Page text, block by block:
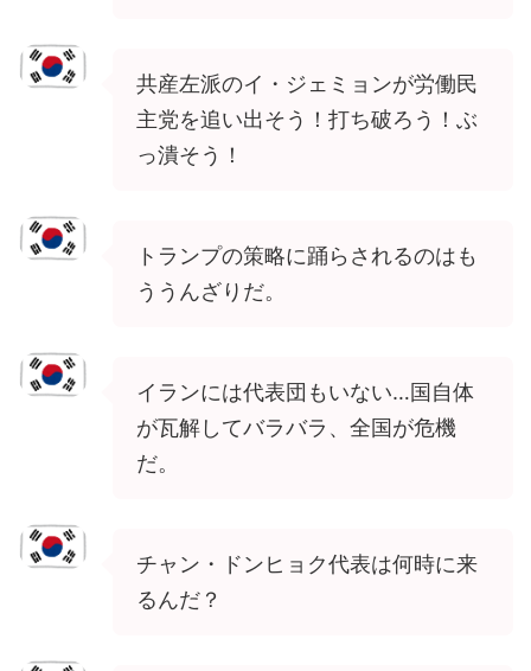
共産左派のイ・ジェミョンが労働民
主党を追い出そう！打ち破ろう！ぶ
っ潰そう！
トランプの策略に踊らされるのはも
ううんざりだ。
イランには代表団もいない…国自体
が瓦解してバラバラ、全国が危機
だ。
チャン・ドンヒョク代表は何時に来
るんだ？